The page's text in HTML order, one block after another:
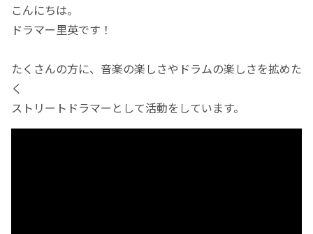
こんにちは。
ドラマー里英です！
たくさんの方に、音楽の楽しさやドラムの楽しさを拡めた
く
ストリートドラマーとして活動をしています。